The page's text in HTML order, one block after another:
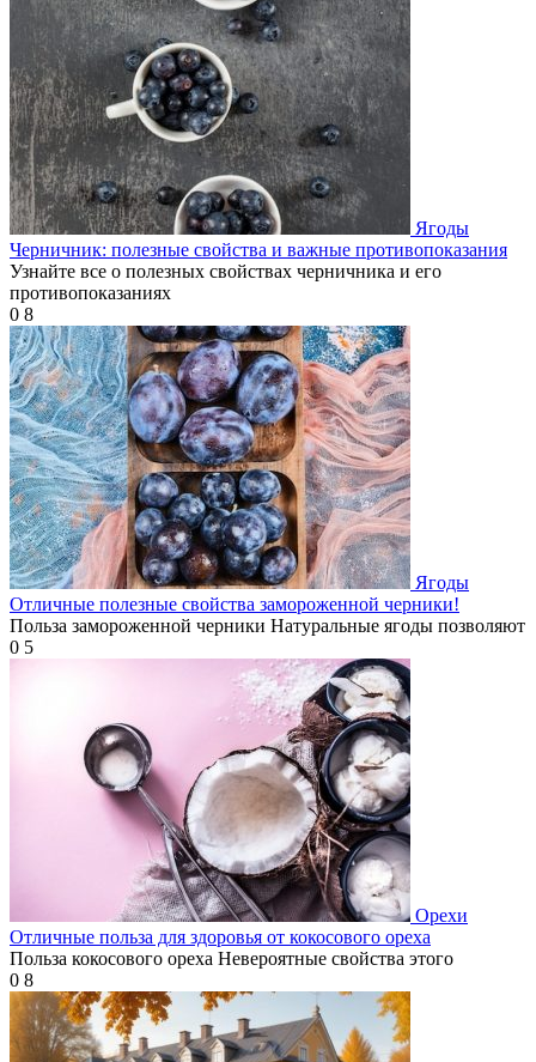
Ягоды
Черничник: полезные свойства и важные противопоказания
Узнайте все о полезных свойствах черничника и его
противопоказаниях
0 8
Ягоды
Отличные полезные свойства замороженной черники!
Польза замороженной черники Натуральные ягоды позволяют
0 5
Орехи
Отличные польза для здоровья от кокосового ореха
Польза кокосового ореха Невероятные свойства этого
0 8